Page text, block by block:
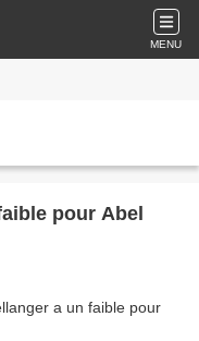
MENU
pour Abel